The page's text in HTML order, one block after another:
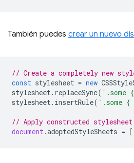
También puedes crear un nuevo
// Create a completely new
const stylesheet = new
stylesheet. replaceSync( '.some
stylesheet. insertRule( '.some
// Apply constructed stylesheet
document.adoptedStyleSheets =